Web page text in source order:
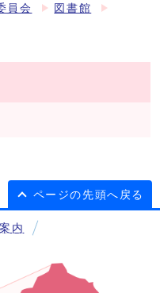
員会
図書館
ページの先頭へ戻る
内